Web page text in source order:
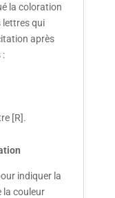
la coloration
lettres qui
après
:
[R].
indiquer la
la couleur